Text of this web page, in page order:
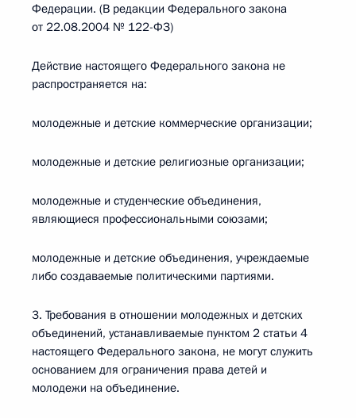
Федерации. (В редакции Федерального закона
от 22.08.2004 № 122-ФЗ)
Действие настоящего Федерального закона не
распространяется на:
молодежные и детские коммерческие организации;
молодежные и детские религиозные организации;
молодежные и студенческие объединения,
являющиеся профессиональными союзами;
молодежные и детские объединения, учреждаемые
либо создаваемые политическими партиями.
3. Требования в отношении молодежных и детских
объединений, устанавливаемые пунктом 2 статьи 4
настоящего Федерального закона, не могут служить
основанием для ограничения права детей и
молодежи на объединение.